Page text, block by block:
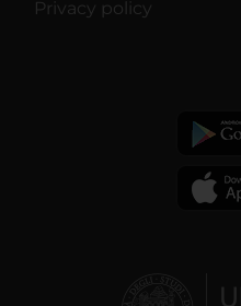
Privacy policy